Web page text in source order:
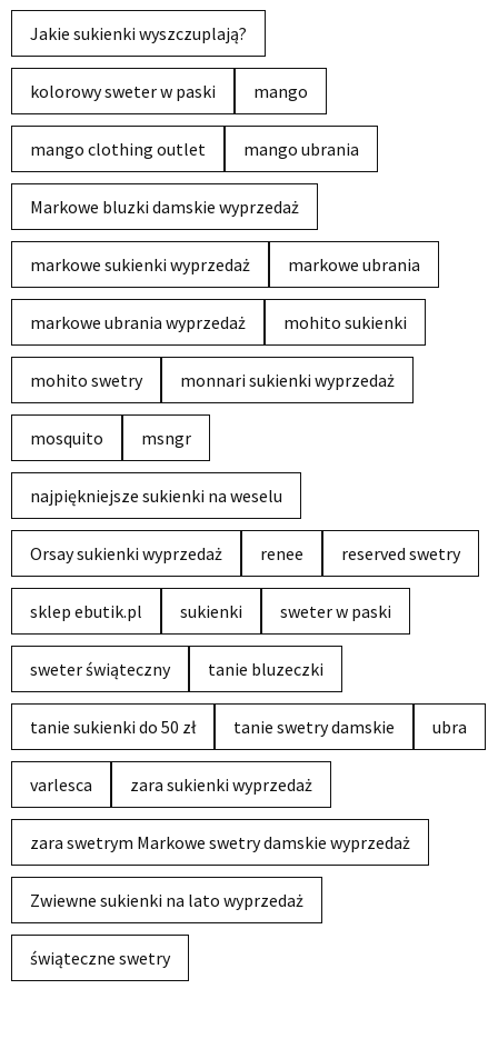
Jakie sukienki wyszczuplają?
kolorowy sweter w paski mango
mango clothing outlet mango ubrania
Markowe bluzki damskie wyprzedaż
markowe sukienki wyprzedaż markowe ubrania
markowe ubrania wyprzedaż mohito sukienki
mohito swetry monnari sukienki wyprzedaż
mosquito msngr
najpiękniejsze sukienki na weselu
Orsay sukienki wyprzedaż renee reserved swetry
sklep ebutik.pl sukienki sweter w paski
sweter świąteczny tanie bluzeczki
tanie sukienki do 50 zł tanie swetry damskie ubra
varlesca zara sukienki wyprzedaż
zara swetrym Markowe swetry damskie wyprzedaż
Zwiewne sukienki na lato wyprzedaż
świąteczne swetry